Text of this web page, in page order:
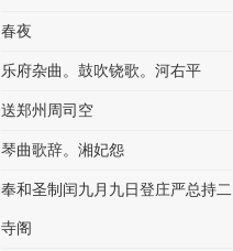
春夜
乐府杂曲。鼓吹铙歌。河右平
送郑州周司空
琴曲歌辞。湘妃怨
奉和圣制闰九月九日登庄严总持二
寺阁